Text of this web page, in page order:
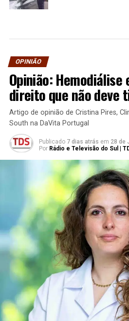
OPINIÃO
Opinião:
direito que não
Artigo de opinião de Cristina Pires,
South na DaVita Portugal
Publicado 7 dias atrás em 28 de
Por Rádio e Televisão do Sul |